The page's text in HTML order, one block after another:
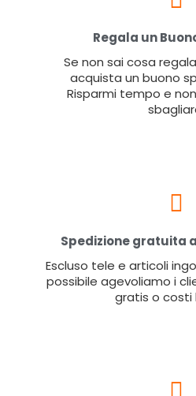
Regala un
Se non sai cosa
acquista un buono
Risparmi tempo e
Spedizione gratuita
Escluso tele e articoli
possibile agevoliamo i
gratis o costi